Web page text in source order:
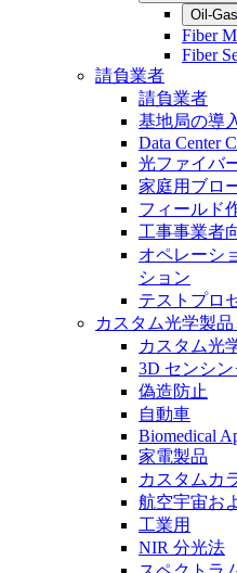
Oil-
Fiber
Fiber
請負業者
請負業者
基地局の導
Data Center
光ファイバ
家庭用ブロ
フィールド
工事事業者
オペレーシ
ション
テストプロ
カスタム光学製
カスタム光
3D センシン
偽造防止
自動車
Biomedical
家電製品
カスタムカ
航空宇宙お
工業用
NIR 分光法